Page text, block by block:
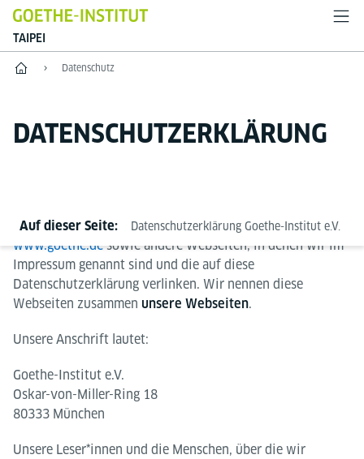
TAIPEI
Start Datenschutz
DATENSCHUTZERKLÄRUNG
Auf dieser Seite: Datenschutzerklärung Goethe-Institut e.V.
Wir sind das Goethe-Institut und betreiben die Webseite
www.goethe.desowie andere Webseiten, in denen wir im
Impressum genannt sind und die auf diese
Datenschutzerklärung verlinken. Wir nennen diese
Webseiten zusammen unsere Webseiten.
Unsere Anschrift lautet:
Goethe-Institut e.V.
Oskar-von-Miller-Ring 18
80333 München
Unsere Leser*innen und die Menschen, über die wir